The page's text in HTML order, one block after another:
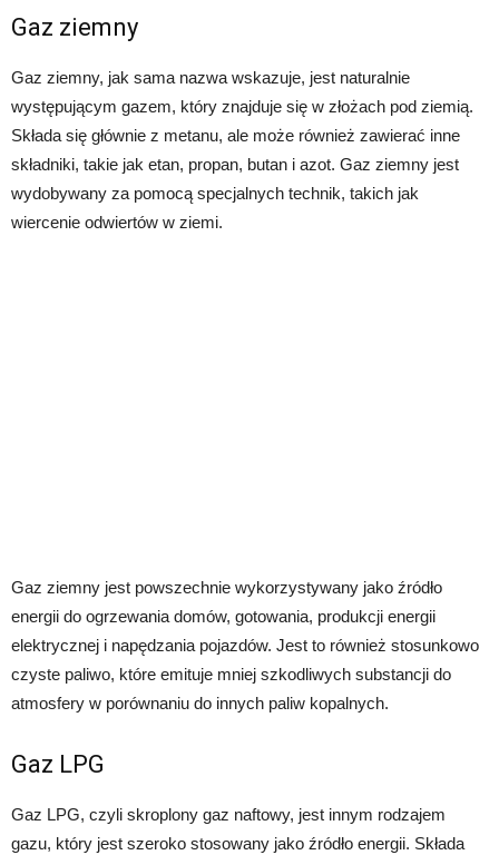
Gaz ziemny
Gaz ziemny, jak sama nazwa wskazuje, jest naturalnie
występującym gazem, który znajduje się w złożach pod ziemią.
Składa się głównie z metanu, ale może również zawierać inne
składniki, takie jak etan, propan, butan i azot. Gaz ziemny jest
wydobywany za pomocą specjalnych technik, takich jak
wiercenie odwiertów w ziemi.
Gaz ziemny jest powszechnie wykorzystywany jako źródło
energii do ogrzewania domów, gotowania, produkcji energii
elektrycznej i napędzania pojazdów. Jest to również stosunkowo
czyste paliwo, które emituje mniej szkodliwych substancji do
atmosfery w porównaniu do innych paliw kopalnych.
Gaz LPG
Gaz LPG, czyli skroplony gaz naftowy, jest innym rodzajem
gazu, który jest szeroko stosowany jako źródło energii. Składa